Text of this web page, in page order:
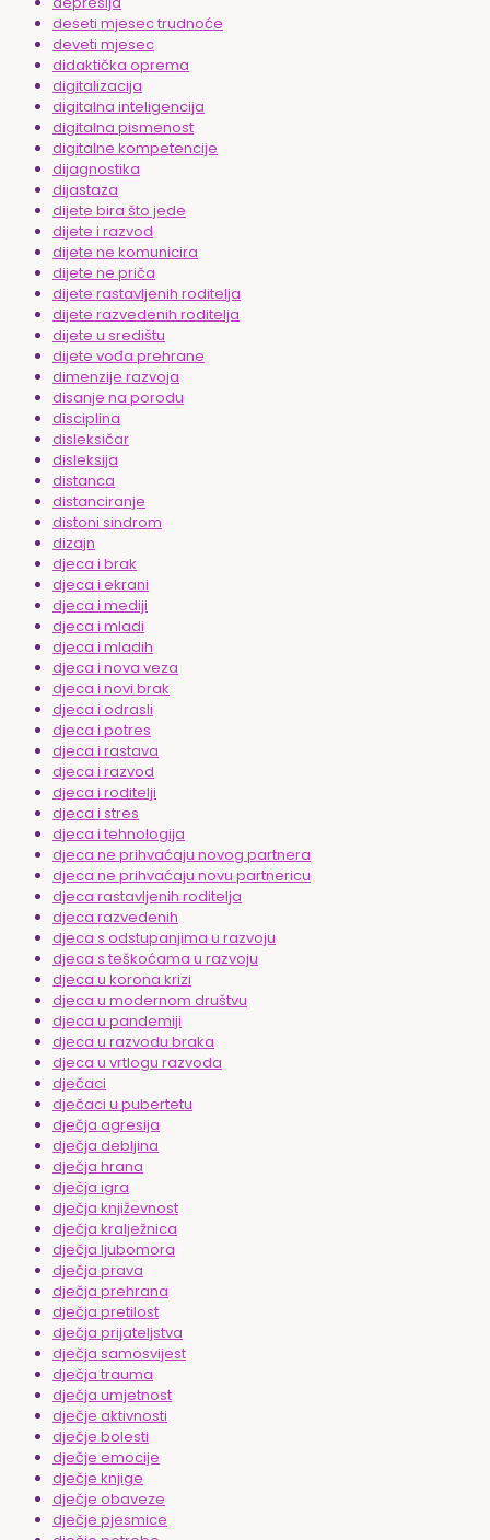
deseti mjesec trudnoće
deveti mjesec
didaktička oprema
digitalizacija
digitalna inteligencija
digitalna pismenost
digitalne kompetencije
dijagnostika
dijastaza
dijete bira što jede
dijete i razvod
dijete ne komunicira
dijete ne priča
dijete rastavljenih roditelja
dijete razvedenih roditelja
dijete u središtu
dijete vođa prehrane
dimenzije razvoja
disanje na porodu
disciplina
disleksičar
disleksija
distanca
distanciranje
distoni sindrom
dizajn
djeca i brak
djeca i ekrani
djeca i mediji
djeca i mladi
djeca i mladih
djeca i nova veza
djeca i novi brak
djeca i odrasli
djeca i potres
djeca i rastava
djeca i razvod
djeca i roditelji
djeca i stres
djeca i tehnologija
djeca ne prihvaćaju novog partnera
djeca ne prihvaćaju novu partnericu
djeca rastavljenih roditelja
djeca razvedenih
djeca s odstupanjima u razvoju
djeca s teškoćama u razvoju
djeca u korona krizi
djeca u modernom društvu
djeca u pandemiji
djeca u razvodu braka
djeca u vrtlogu razvoda
dječaci
dječaci u pubertetu
dječja agresija
dječja debljina
dječja hrana
dječja igra
dječja književnost
dječja kralježnica
dječja ljubomora
dječja prava
dječja prehrana
dječja pretilost
dječja prijateljstva
dječja samosvijest
dječja trauma
dječja umjetnost
dječje aktivnosti
dječje bolesti
dječje emocije
dječje knjige
dječje obaveze
dječje pjesmice